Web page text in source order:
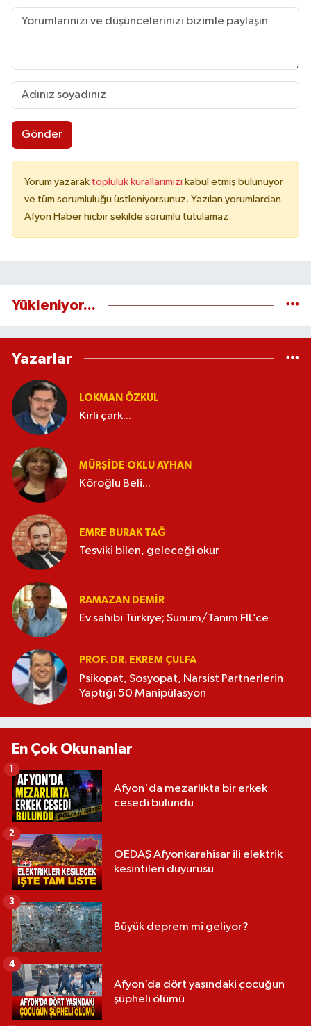
Gönder
Yorum yazarak topluluk kurallarımızı kabul etmiş bulunuyor
ve tüm sorumluluğu üstleniyorsunuz. Yazılan yorumlardan
Afyon Haber hiçbir şekilde sorumlu tutulamaz.
Yükleniyor...
Yazarlar
LOKMAN ÖZKUL
Kirli çark...
MÜRŞIDE OKLU AYHAN
Köroğlu Beli...
EMRE BURAK TAĞ
Teşviki bilen, geleceği okur
RAMAZAN DEMİR
Ev sahibi Türkiye; Sunum/Tanım FİL’ce
PROF. DR. EKREM ÇULFA
Psikopat, Sosyopat, Narsist Partnerlerin
Yaptığı 50 Manipülasyon
En Çok Okunanlar
Afyon'da mezarlıkta bir erkek
cesedi bulundu
1
OEDAŞ Afyonkarahisar ili elektrik
kesintileri duyurusu
2
Büyük deprem mi geliyor?
3
Afyon’da dört yaşındaki çocuğun
şüpheli ölümü
4